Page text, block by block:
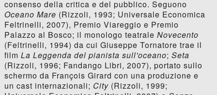
consenso della critica e del pubblico. Seguono
Oceano Mare (Rizzoli, 1993; Universale Economica
Feltrinelli, 2007), Premio Viareggio e Premio
Palazzo al Bosco; il monologo teatrale Novecento
(Feltrinelli, 1994) da cui Giuseppe Tornatore trae il
film La Leggenda del pianista sull'oceano; Seta
(Rizzoli, 1996; Fandango Libri, 2007), portato sullo
schermo da François Girard con una produzione e
un cast internazionali; City (Rizzoli, 1999;